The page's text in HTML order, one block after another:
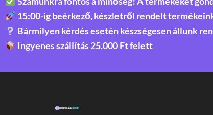
15:00-ig beérkező, készletről rendelt
Bármilyen kérdés esetén készségesen állunk
Ingyenes szállítás 25.000 Ft felett